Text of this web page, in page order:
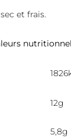
et frais.
12g
5,8g